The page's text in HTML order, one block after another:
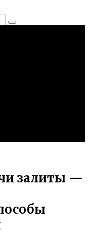
залиты —